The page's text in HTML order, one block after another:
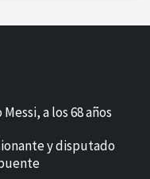
a los 68 años
y disputado